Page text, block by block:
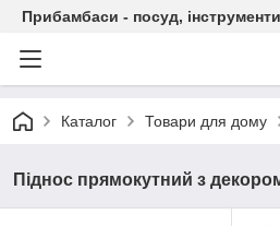
Прибамбаси - посуд,
Каталог Товари для дому
Піднос прямокутний з